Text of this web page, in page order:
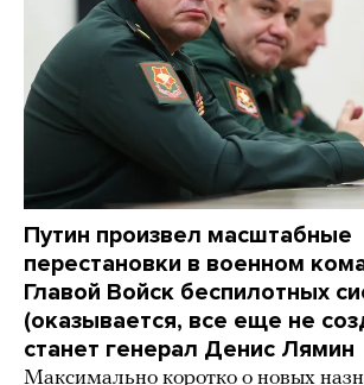
Путин произвел масштабные
перестановки в военном
Главой Войск беспилотных
(оказывается, все еще не
станет генерал Денис Лямин
Максимально коротко о новых